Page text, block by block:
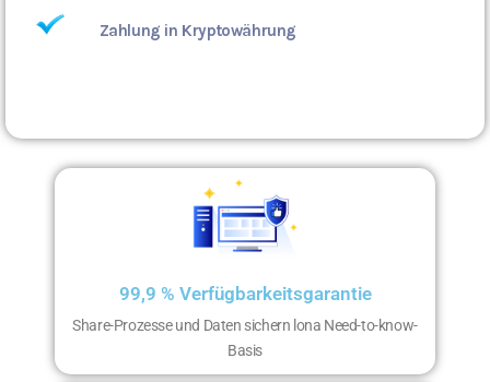
Zahlung in Kryptowährung
99,9 % Verfügbarkeitsgarantie
Share-Prozesse und Daten sichern lona Need-to-know-
Basis